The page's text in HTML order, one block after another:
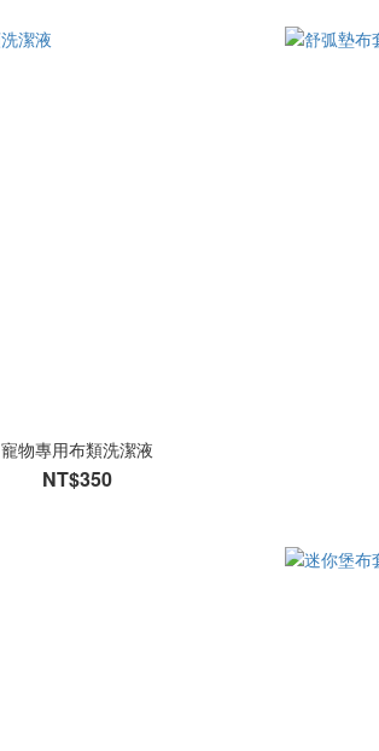
寵物專用布類洗潔液
NT$350